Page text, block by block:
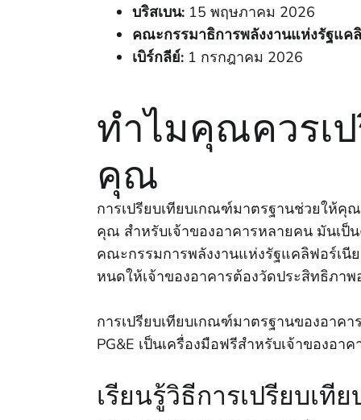
บริสเบน: 15 พฤษภาคม 2026
คณะกรรมาธิการพลังงานแห่งรัฐแค
เบิร์กลีย์: 1 กรกฎาคม 2026
ทําไมคุณควรเ
คุณ
การเปรียบเทียบเกณฑ์มาตรฐานช่วยให้คุ
คุณ สําหรับเจ้าของอาคารหลายคน มันเป็
คณะกรรมการพลังงานแห่งรัฐแคลิฟอร์เนี
หนดให้เจ้าของอาคารต้องวัดประสิทธิภาพ
การเปรียบเทียบเกณฑ์มาตรฐานของอาค
PG&E เป็นเครื่องมือฟรีสําหรับเจ้าของอา
เรียนรู้วิธีการเปรียบเ